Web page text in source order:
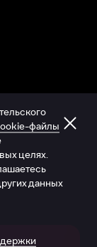
файлы
целях.
данных